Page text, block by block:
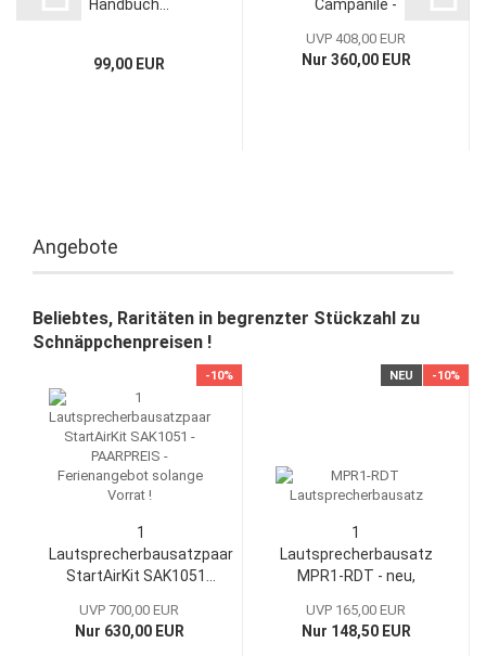
Handbuch...
99,00 EUR
Campanile -
UVP 408,00 EUR
Nur 360,00 EUR
Angebote
Beliebtes, Raritäten in begrenzter Stückzahl zu
Schnäppchenpreisen !
-10%
1
Lautsprecherbausatzpaar
StartAirKit SAK1051...
UVP 700,00 EUR
Nur 630,00 EUR
NEU -10%
1
Lautsprecherbausatz
MPR1-RDT - neu,
UVP 165,00 EUR
Nur 148,50 EUR